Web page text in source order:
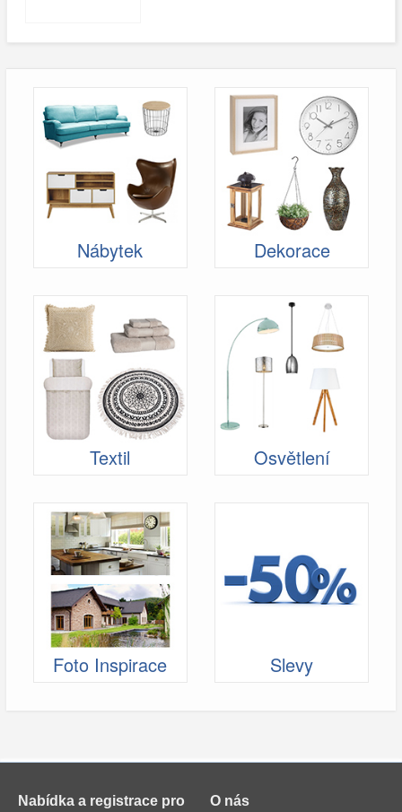
Nábytek Dekorace
Textil Osvětlení
Foto Inspirace Slevy
Nabídka a registrace pro O nás